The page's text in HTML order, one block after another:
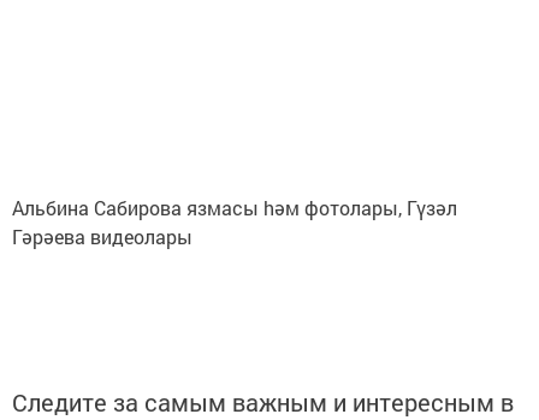
Альбина Сабирова язмасы hәм фотолары, Гүзәл
Гәрәева видеолары
Следите за самым важным и интересным в